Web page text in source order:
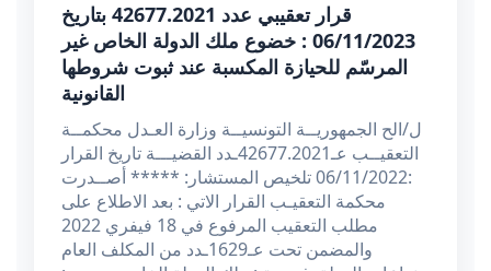
قرار تعقيبي عدد 42677.2021 بتاريخ
06/11/2023 : خضوع ملك الدولة الخاص غير
المرسّم للحيازة المكسبة عند ثبوت شروطها
القانونية
ل/الح الجمهوريــة التونسيــة وزارة العـدل محكمــة
التعقيــب عـ42677.2021ـدد القضيـــة تاريخ القرار
:06/11/2022 تلخيص المستشار: ***** أصــدرت
محكمة التعقيـب القرار الاتي : بعد الاطلاع على
مطلب التعقيب المرفوع في 18 فيفري 2022
والمضمن تحت عـ1629ـدد من المكلف العام